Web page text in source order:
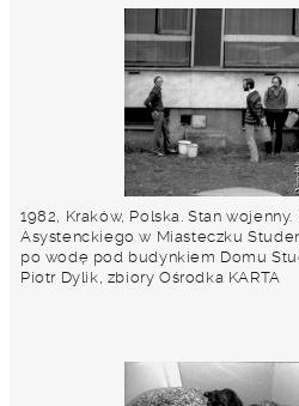
1982, Kraków, Polska. Stan
Asystenckiego w Miasteczku
po wodę pod budynkiem Domu
Piotr Dylik, zbiory Ośrodka KARTA